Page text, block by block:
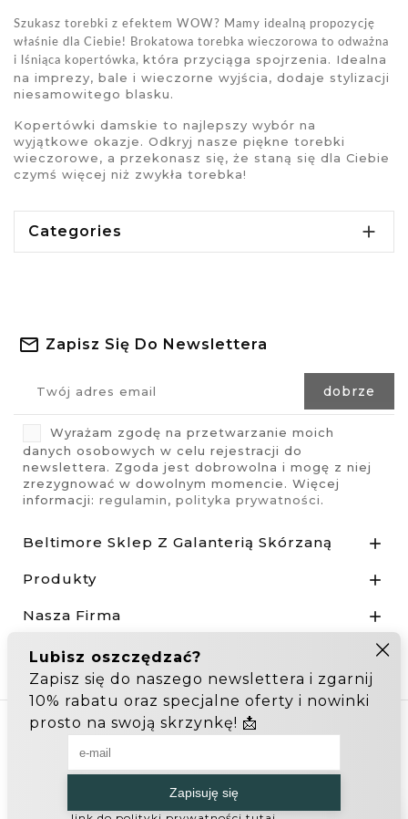
Szukasz torebki z efektem WOW? Mamy idealną propozycję
właśnie dla Ciebie!
Brokatowa torebka wieczorowa to odważna
i lśniąca kopertówka, która przyciąga spojrzenia. Idealna
na imprezy, bale i wieczorne wyjścia, dodaje stylizacji
niesamowitego blasku.
Kopertówki damskie to najlepszy wybór na
wyjątkowe okazje. Odkryj nasze piękne torebki
wieczorowe, a przekonasz się, że staną się dla Ciebie
czymś więcej niż zwykła torebka!
Categories 
Zapisz Się Do Newslettera
Wyrażam zgodę na przetwarzanie moich
danych osobowych w celu rejestracji do
newslettera. Zgoda jest dobrowolna i mogę z niej
zrezygnować w dowolnym momencie. Więcej
informacji: regulamin, polityka prywatności.
Beltimore Sklep Z Galanterią Skórzaną 
Produkty 
Nasza Firma 
Zakupy hurtowe:Hurtownia Galanterii